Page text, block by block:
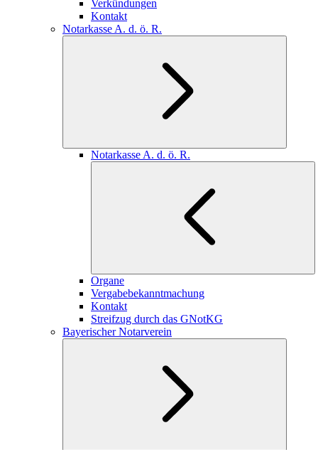
Verkündungen
Kontakt
Notarkasse A. d. ö. R.
Notarkasse A. d. ö. R.
Organe
Vergabebekanntmachung
Kontakt
Streifzug durch das GNotKG
Bayerischer Notarverein